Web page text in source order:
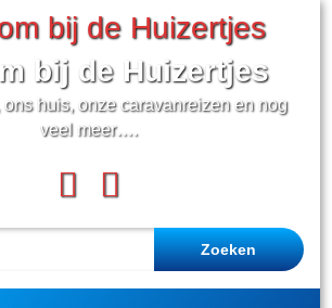
bij de Huizertjes
ons huis, onze caravanreizen en nog
veel meer….
Facebook
Zoeken naar: